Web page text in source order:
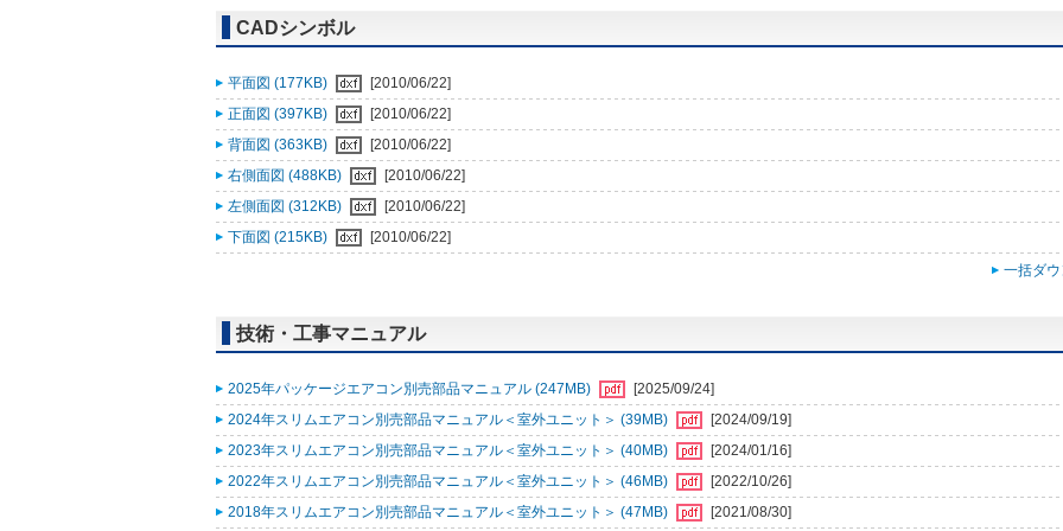
CADシンボル
平面図 (177KB)
[2010/06/22]
正面図 (397KB)
[2010/06/22]
背面図 (363KB)
[2010/06/22]
右側面図 (488KB)
[2010/06/22]
左側面図 (312KB)
[2010/06/22]
下面図 (215KB)
[2010/06/22]
一括ダ
技術・工事マニュアル
2025年パッケージエアコン別売部品マニュアル (247MB)
[2025/09/24]
2024年スリムエアコン別売部品マニュアル＜室外ユニット＞ (39MB)
[2024/09/19]
2023年スリムエアコン別売部品マニュアル＜室外ユニット＞ (40MB)
[2024/01/16]
2022年スリムエアコン別売部品マニュアル＜室外ユニット＞ (46MB)
[2022/10/26]
2018年スリムエアコン別売部品マニュアル＜室外ユニット＞ (47MB)
[2021/08/30]